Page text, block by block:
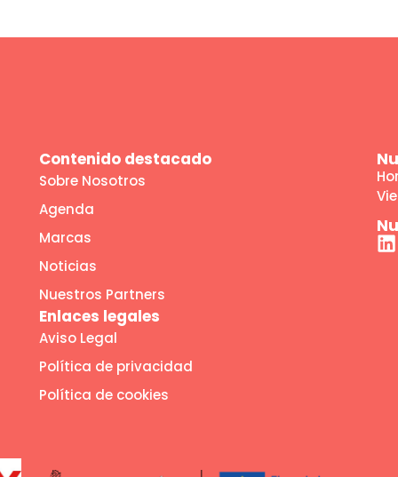
Contenido destacado
Sobre Nosotros
Agenda
Marcas
Noticias
Nuestros Partners
Enlaces legales
Aviso Legal
Política de privacidad
Política de cookies